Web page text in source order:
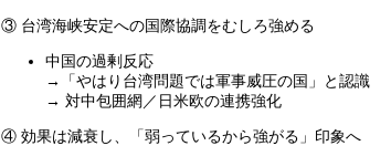
③ 台湾海峡安定への国際協調をむしろ強める
中国の過剰反応
→
「やはり台湾問題では軍事威圧の国」と認識
→ 対中包囲網／日米欧の連携強化
④ 効果は減衰し、「弱っているから強がる」印象へ